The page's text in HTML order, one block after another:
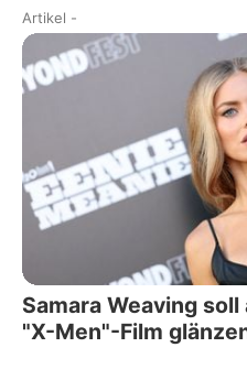
Artikel -
Samara Weaving
"X-Men"-Film